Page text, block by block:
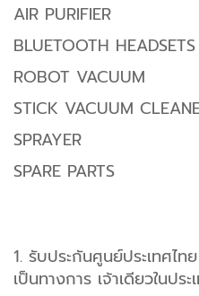
AIR PURIFIER
BLUETOOTH HEADSETS
ROBOT VACUUM
STICK VACUUM
SPRAYER
SPARE PARTS
1. รับประกันศูนย์ประเทศไ
เป็นทางการ เจ้าเดียวในประ